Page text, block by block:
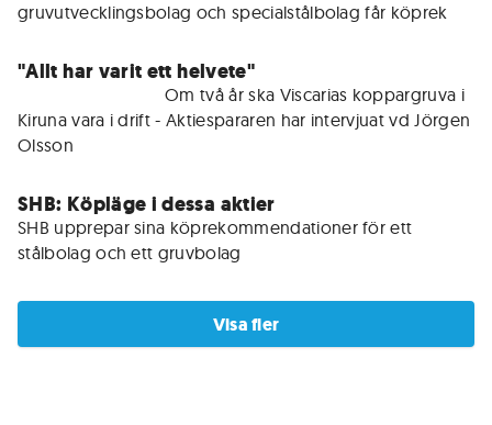
gruvutvecklingsbolag och specialstålbolag får köprek
"Allt har varit ett helvete"
För medlemmar • Om två år ska Viscarias koppargruva i
Kiruna vara i drift - Aktiespararen har intervjuat vd Jörgen
Olsson
SHB: Köpläge i dessa aktier
SHB upprepar sina köprekommendationer för ett
stålbolag och ett gruvbolag
Visa fler